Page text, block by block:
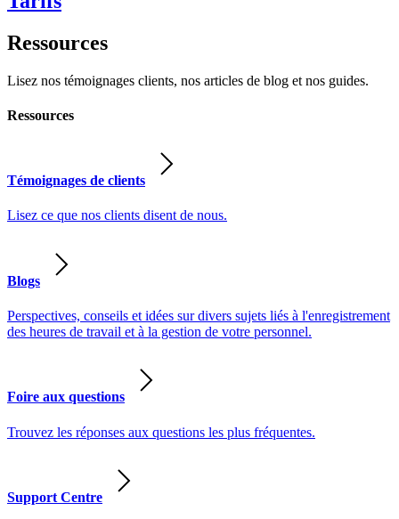
Ressources
Lisez nos témoignages clients, nos articles de blog et nos guides.
Ressources
Témoignages de clients
Lisez ce que nos clients disent de nous.
Blogs
Perspectives, conseils et idées sur divers sujets liés à l'enregistrement
des heures de travail et à la gestion de votre personnel.
Foire aux questions
Trouvez les réponses aux questions les plus fréquentes.
Support Centre